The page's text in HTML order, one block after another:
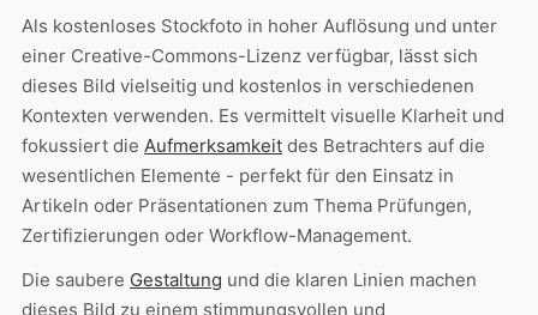
Als kostenloses Stockfoto in hoher Auflösung und unter
einer Creative-Commons-Lizenz verfügbar, lässt sich
dieses Bild vielseitig und kostenlos in verschiedenen
Kontexten verwenden. Es vermittelt visuelle Klarheit und
fokussiert die Aufmerksamkeit des Betrachters auf die
wesentlichen Elemente - perfekt für den Einsatz in
Artikeln oder Präsentationen zum Thema Prüfungen,
Zertifizierungen oder Workflow-Management.
Die saubere Gestaltung und die klaren Linien machen
dieses Bild zu einem stimmungsvollen und